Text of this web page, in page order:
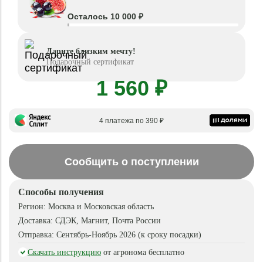
Осталось 10 000 ₽
Дарите близким мечту!
Подарочный сертификат
1 560 ₽
4 платежа по 390 ₽
Сообщить о поступлении
Способы получения
Регион: Москва и Московская область
Доставка: СДЭК, Магнит, Почта России
Отправка: Сентябрь-Ноябрь 2026 (к сроку посадки)
Скачать инструкцию от агронома бесплатно